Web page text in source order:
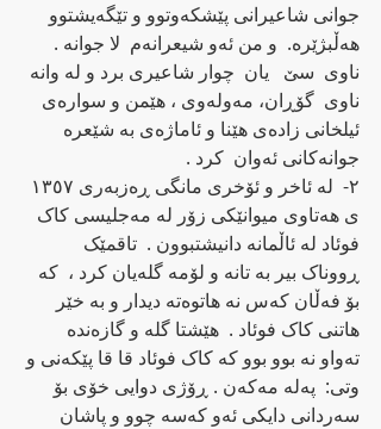
جوانی شاعیرانی پێشکه‌وتوو و تێگه‌یشتوو
هه‌ڵبژێره.‌  و من ئه‌و شیعرانه‌م  لا جوانه‌ .
ناوی  گۆڕان، مه‌وله‌وی ، هێمن و سواره‌ی
جوانه‌کانی ئه‌وان  کرد .
ی هه‌تاوی میوانێکی زۆر له‌ مه‌جلیسی کاک
فوئاد له‌ ئاڵمانه‌ دانیشتبوون .  تاقمێک
بۆ فه‌ڵان که‌س نه‌ هاتوه‌ته‌ دیدار و به‌ خێر
ته‌واو نه‌ بوو بوو که‌ کاک فوئاد قا قا پێکه‌نی و
وتی:  په‌له‌ مه‌که‌ن . ڕۆژی دوایی خۆی بۆ
سه‌ردانی دایکی ئه‌و که‌سه‌ چوو و پاشان